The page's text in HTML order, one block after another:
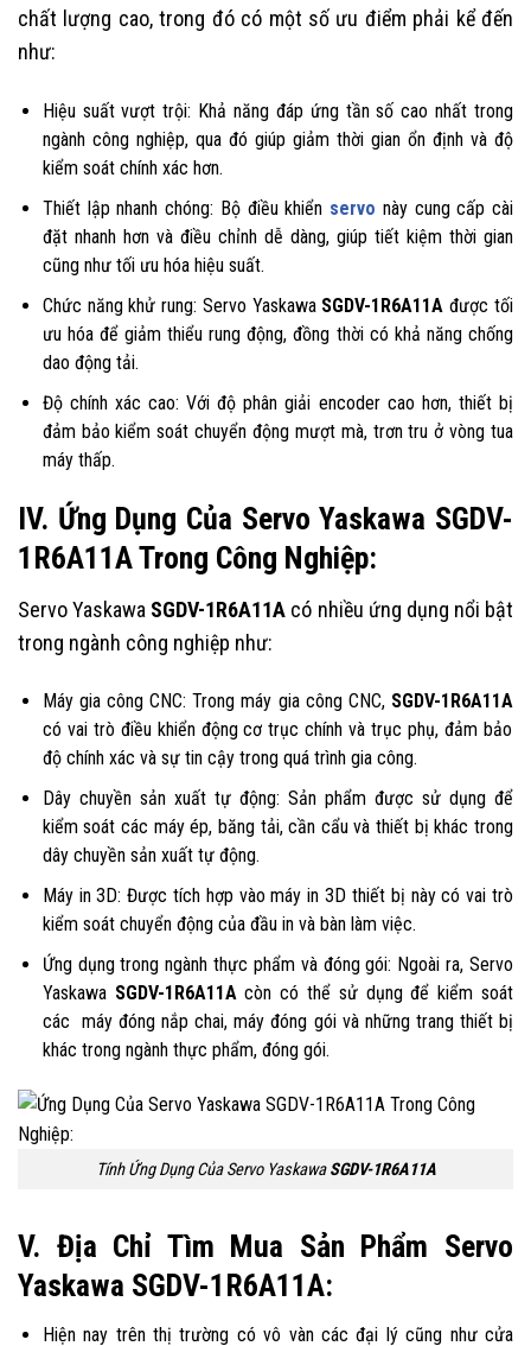
chất lượng cao, trong đó có một số ưu điểm phải kể đến
như:
Hiệu suất vượt trội: Khả năng đáp ứng tần số cao nhất trong
ngành công nghiệp, qua đó giúp giảm thời gian ổn định và độ
kiểm soát chính xác hơn.
Thiết lập nhanh chóng: Bộ điều khiển servo này cung cấp cài
đặt nhanh hơn và điều chỉnh dễ dàng, giúp tiết kiệm thời gian
cũng như tối ưu hóa hiệu suất.
Chức năng khử rung: Servo YaskawaSGDV-1R6A11Ađược tối
ưu hóa để giảm thiểu rung động, đồng thời có khả năng chống
dao động tải.
Độ chính xác cao: Với độ phân giải encoder cao hơn, thiết bị
đảm bảo kiểm soát chuyển động mượt mà, trơn tru ở vòng tua
máy thấp.
IV. Ứng Dụng Của Servo Yaskawa SGDV-
1R6A11A Trong Công Nghiệp:
Servo Yaskawa SGDV-1R6A11A có nhiều ứng dụng nổi bật
trong ngành công nghiệp như:
Máy gia công CNC: Trong máy gia công CNC, SGDV-1R6A11A
có vai trò điều khiển động cơ trục chính và trục phụ, đảm bảo
độ chính xác và sự tin cậy trong quá trình gia công.
Dây chuyền sản xuất tự động: Sản phẩm được sử dụng để
kiểm soát các máy ép, băng tải, cần cẩu và thiết bị khác trong
dây chuyền sản xuất tự động.
Máy in 3D: Được tích hợp vào máy in 3D thiết bị này có vai trò
kiểm soát chuyển động của đầu in và bàn làm việc.
Ứng dụng trong ngành thực phẩm và đóng gói: Ngoài ra, Servo
Yaskawa SGDV-1R6A11Acòn có thể sử dụng để kiểm soát
các máy đóng nắp chai, máy đóng gói và những trang thiết bị
khác trong ngành thực phẩm, đóng gói.
Tính Ứng Dụng Của Servo YaskawaSGDV-1R6A11A
V. Địa Chỉ Tìm Mua Sản Phẩm Servo
Yaskawa SGDV-1R6A11A:
Hiện nay trên thị trường có vô vàn các đại lý cũng như cửa